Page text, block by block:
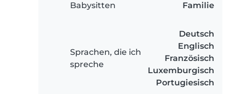
Babysitten
Familie
Sprachen, die ich
spreche
Deutsch
Englisch
Französisch
Luxemburgisch
Portugiesisch